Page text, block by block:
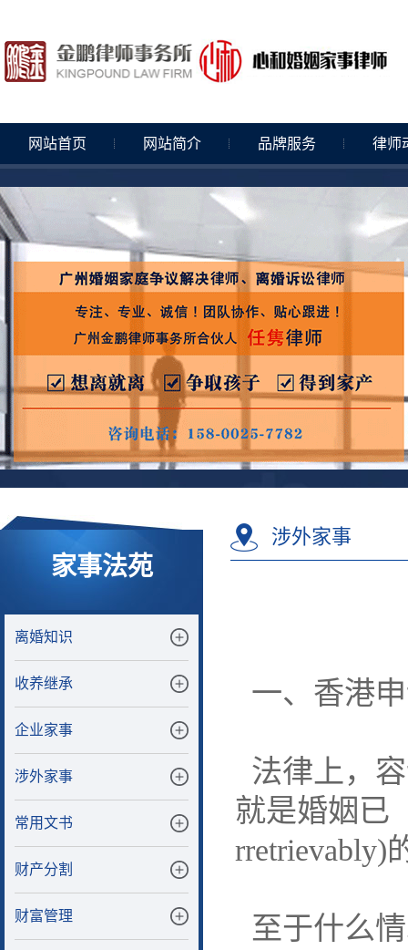
网站首页 网站简介 品牌服务 律师
家事法苑
离婚知识
收养继承
企业家事
涉外家事
常用文书
财产分割
财富管理
涉外家事
一、香港
法律上，
就是婚姻已
rretrievably)
至于什么